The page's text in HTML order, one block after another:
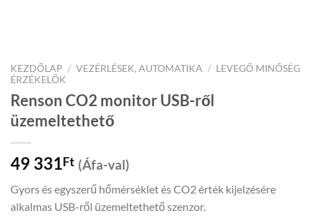
KEZDŐLAP / VEZÉRLÉSEK, AUTOMATIKA / LEVEGŐ MINŐSÉG
ÉRZÉKELŐK
Renson CO2 monitor USB-ről
üzemeltethető
49 331Ft (Áfa-val)
Gyors és egyszerű hőmérséklet és CO2 érték kijelzésére
alkalmas USB-ről üzemeltethető szenzor.